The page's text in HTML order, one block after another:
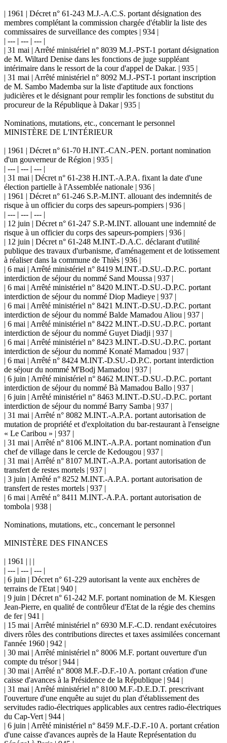
| 1961 | Décret n° 61-243 M.J.-A.C.S. portant désignation des
membres complétant la commission chargée d'établir la liste des
commissaires de surveillance des comptes | 934 |
| --- | --- | --- |
| 31 mai | Arrêté ministériel n° 8039 M.J.-PST-1 portant désignation
de M. Wiltard Denise dans les fonctions de juge suppléant
intérimaire dans le ressort de la cour d'appel de Dakar. | 935 |
| 31 mai | Arrêté ministériel n° 8092 M.J.-PST-1 portant inscription
de M. Sambo Mademba sur la liste d'aptitude aux fonctions
judicières et le désignant pour remplir les fonctions de substitut du
procureur de la République à Dakar | 935 |
Nominations, mutations, etc., concernant le personnel
MINISTÈRE DE L'INTÉRIEUR
| 1961 | Décret n° 61-70 H.INT.-CAN.-PEN. portant nomination
d'un gouverneur de Région | 935 |
| --- | --- | --- |
| 31 mai | Décret n° 61-238 H.INT.-A.P.A. fixant la date d'une
élection partielle à l'Assemblée nationale | 936 |
| 1961 | Décret n° 61-246 S.P.-M.INT. allouant des indemnités de
risque à un officier du corps des sapeurs-pompiers | 936 |
| --- | --- | --- |
| 12 juin | Décret n° 61-247 S.P.-M.INT. allouant une indemnité de
risque à un officier du corps des sapeurs-pompiers | 936 |
| 12 juin | Décret n° 61-248 M.INT.-D.A.C. déclarant d'utilité
publique des travaux d'urbanisme, d'aménagement et de lotissement
à réaliser dans la commune de Thiès | 936 |
| 6 mai | Arrêté ministériel n° 8419 M.INT.-D.SU.-D.P.C. portant
interdiction de séjour du nommé Sand Moussa | 937 |
| 6 mai | Arrêté ministériel n° 8420 M.INT.-D.SU.-D.P.C. portant
interdiction de séjour du nommé Diop Madieye | 937 |
| 6 mai | Arrêté ministériel n° 8421 M.INT.-D.SU.-D.P.C. portant
interdiction de séjour du nommé Balde Mamadou Aliou | 937 |
| 6 mai | Arrêté ministériel n° 8422 M.INT.-D.SU.-D.P.C. portant
interdiction de séjour du nommé Guyet Diadji | 937 |
| 6 mai | Arrêté ministériel n° 8423 M.INT.-D.SU.-D.P.C. portant
interdiction de séjour du nommé Konaté Mamadou | 937 |
| 6 mai | Arrêté n° 8424 M.INT.-D.SU.-D.P.C. portant interdiction
de séjour du nommé M'Bodj Mamadou | 937 |
| 6 juin | Arrêté ministériel n° 8462 M.INT.-D.SU.-D.P.C. portant
interdiction de séjour du nommé Bà Mamadou Ballo | 937 |
| 6 juin | Arrêté ministériel n° 8463 M.INT.-D.SU.-D.P.C. portant
interdiction de séjour du nommé Barry Samba | 937 |
| 31 mai | Arrêté n° 8082 M.INT.-A.P.A. portant autorisation de
mutation de propriété et d'exploitation du bar-restaurant à l'enseigne
« Le Caribou » | 937 |
| 31 mai | Arrêté n° 8106 M.INT.-A.P.A. portant nomination d'un
chef de village dans le cercle de Kedougou | 937 |
| 31 mai | Arrêté n° 8107 M.INT.-A.P.A. portant autorisation de
transfert de restes mortels | 937 |
| 3 juin | Arrêté n° 8252 M.INT.-A.P.A. portant autorisation de
transfert de restes mortels | 937 |
| 6 mai | Arrêté n° 8411 M.INT.-A.P.A. portant autorisation de
tombola | 938 |
Nominations, mutations, etc., concernant le personnel
MINISTÈRE DES FINANCES
| 1961 | | |
| --- | --- | --- |
| 6 juin | Décret n° 61-229 autorisant la vente aux enchères de
terrains de l'Etat | 940 |
| 9 juin | Décret n° 61-242 M.F. portant nomination de M. Kiesgen
Jean-Pierre, en qualité de contrôleur d'Etat de la régie des chemins
de fer | 941 |
| 15 mai | Arrêté ministériel n° 6930 M.F.-C.D. rendant exécutoires
divers rôles des contributions directes et taxes assimilées concernant
l'année 1960 | 942 |
| 30 mai | Arrêté ministériel n° 8006 M.F. portant ouverture d'un
compte du trésor | 944 |
| 30 mai | Arrêté n° 8008 M.F.-D.F.-10 A. portant création d'une
caisse d'avances à la Présidence de la République | 944 |
| 31 mai | Arrêté ministériel n° 8100 M.F.-D.E.D.T. prescrivant
l'ouverture d'une enquête au sujet du plan d'établissement des
servitudes radio-électriques applicables aux centres radio-électriques
du Cap-Vert | 944 |
| 6 juin | Arrêté ministériel n° 8459 M.F.-D.F.-10 A. portant création
d'une caisse d'avances auprès de la Haute Représentation du